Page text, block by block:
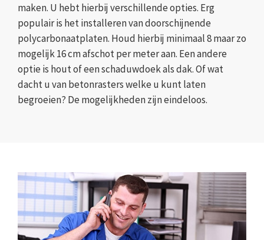
maken. U hebt hierbij verschillende opties. Erg
populair is het installeren van doorschijnende
polycarbonaatplaten. Houd hierbij minimaal 8 maar zo
mogelijk 16 cm afschot per meter aan. Een andere
optie is hout of een schaduwdoek als dak. Of wat
dacht u van betonrasters welke u kunt laten
begroeien? De mogelijkheden zijn eindeloos.